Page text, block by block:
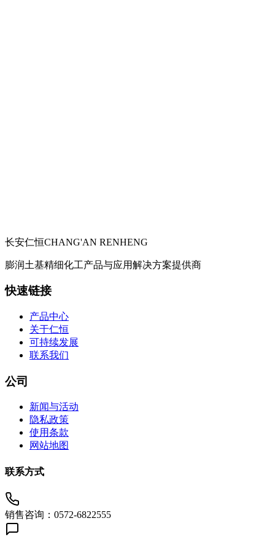
长安仁恒CHANG'AN RENHENG
膨润土基精细化工产品与应用解决方案提供商
快速链接
产品中心
关于仁恒
可持续发展
联系我们
公司
新闻与活动
隐私政策
使用条款
网站地图
联系方式
销售咨询：0572-6822555